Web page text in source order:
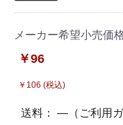
メーカー希望小売価
￥96
￥106 (税込)
送料： ―（ご利用ガ